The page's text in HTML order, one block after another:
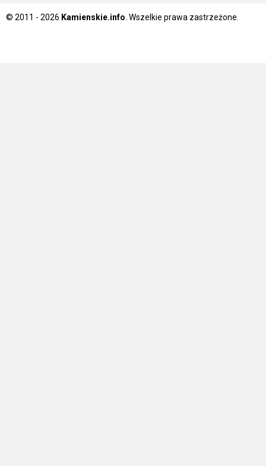
© 2011 - 2026 Kamienskie.info . Wszelkie prawa zastrzeżone.